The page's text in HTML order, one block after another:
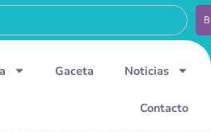
Gaceta Noticias
Contacto